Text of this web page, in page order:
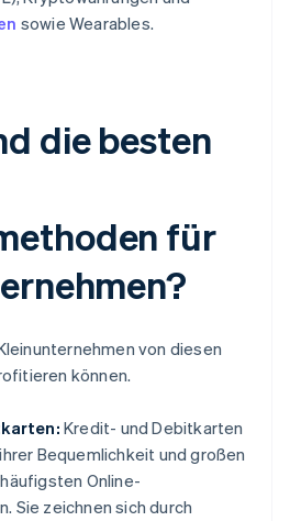
sowie Wearables.
die besten
für
von diesen
können.
Kredit- und Debitkarten
Bequemlichkeit und großen
Online-
Sie zeichnen sich durch